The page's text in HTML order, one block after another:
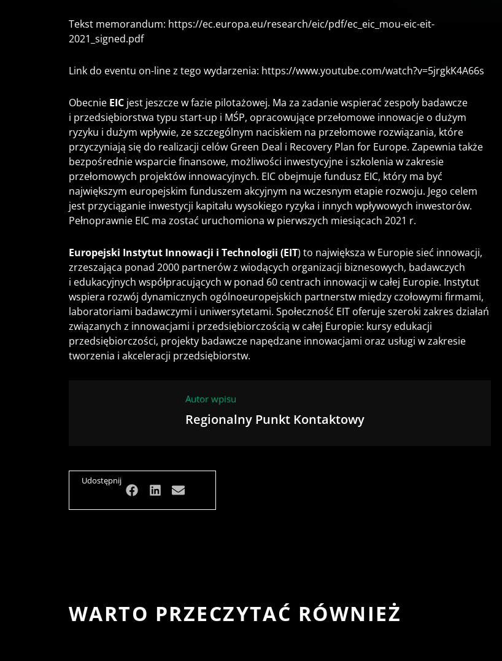
Tekst memorandum: https://ec.europa.eu/research/eic/pdf/ec_eic_mou-eic-eit-
2021_signed.pdf
Link do eventu on-line z tego wydarzenia: https://www.youtube.com/watch?v=5jrgkK4A66s
Obecnie EIC jest jeszcze w fazie pilotażowej. Ma za zadanie wspierać zespoły badawcze
i przedsiębiorstwa typu start-up i MŚP, opracowujące przełomowe innowacje o dużym
ryzyku i dużym wpływie, ze szczególnym naciskiem na przełomowe rozwiązania, które
przyczyniają się do realizacji celów Green Deal i Recovery Plan for Europe. Zapewnia także
bezpośrednie wsparcie finansowe, możliwości inwestycyjne i szkolenia w zakresie
przełomowych projektów innowacyjnych. EIC obejmuje fundusz EIC, który ma być
największym europejskim funduszem akcyjnym na wczesnym etapie rozwoju. Jego celem
jest przyciąganie inwestycji kapitału wysokiego ryzyka i innych wpływowych inwestorów.
Pełnoprawnie EIC ma zostać uruchomiona w pierwszych miesiącach 2021 r.
Europejski Instytut Innowacji i Technologii (EIT) to największa w Europie sieć innowacji,
zrzeszająca ponad 2000 partnerów z wiodących organizacji biznesowych, badawczych
i edukacyjnych współpracujących w ponad 60 centrach innowacji w całej Europie. Instytut
wspiera rozwój dynamicznych ogólnoeuropejskich partnerstw między czołowymi firmami,
laboratoriami badawczymi i uniwersytetami. Społeczność EIT oferuje szeroki zakres działań
związanych z innowacjami i przedsiębiorczością w całej Europie: kursy edukacji
przedsiębiorczości, projekty badawcze napędzane innowacjami oraz usługi w zakresie
tworzenia i akceleracji przedsiębiorstw.
Autor wpisu
Regionalny Punkt Kontaktowy
Udostępnij
WARTO PRZECZYTAĆ RÓWNIEŻ